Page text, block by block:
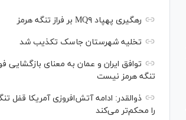
رهگیری پهپاد MQ۹ بر فراز تنگه هرمز
تخلیه شهرستان جاسک تکذیب شد
توافق ایران و عمان به معنای بازگشایی
تنگه هرمز نیست
ذوالقدر: ادامه آتش‌افروزی آمریکا قفل
را محکم‌تر می‌کند